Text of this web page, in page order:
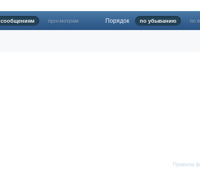
сообщениям просмотрам Порядок по убыванию по
Правила